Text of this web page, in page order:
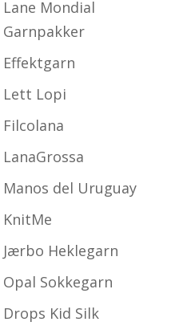
Lane Mondial
Garnpakker
Effektgarn
Lett Lopi
Filcolana
LanaGrossa
Manos del Uruguay
KnitMe
Jærbo Heklegarn
Opal Sokkegarn
Drops Kid Silk